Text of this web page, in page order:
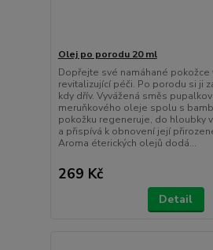
Olej po porodu 20 ml
Dopřejte své namáhané pokožce
revitalizující péči. Po porodu si ji
kdy dřív. Vyvážená směs
meruňkového oleje spolu s
pokožku regeneruje, do hloubky
a přispívá k obnovení její
Aroma éterických olejů dodá...
269 Kč
Detail